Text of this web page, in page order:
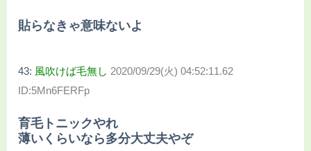
貼らなきゃ意味ないよ
43: 風吹けば毛無し 2020/09/29(火) 04:52:11.62
ID:5Mn6FERFp
育毛トニックやれ
薄いくらいなら多分大丈夫やぞ